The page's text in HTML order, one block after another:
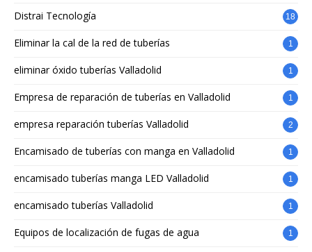
Distrai Tecnología 18
Eliminar la cal de la red de tuberías 1
eliminar óxido tuberías Valladolid 1
Empresa de reparación de tuberías en Valladolid 1
empresa reparación tuberías Valladolid 2
Encamisado de tuberías con manga en Valladolid 1
encamisado tuberías manga LED Valladolid 1
encamisado tuberías Valladolid 1
Equipos de localización de fugas de agua 1